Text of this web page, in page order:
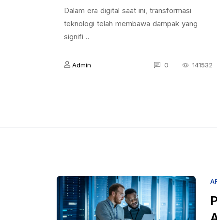
Dalam era digital saat ini, transformasi
teknologi telah membawa dampak yang
signifi ..
Admin 0 141532